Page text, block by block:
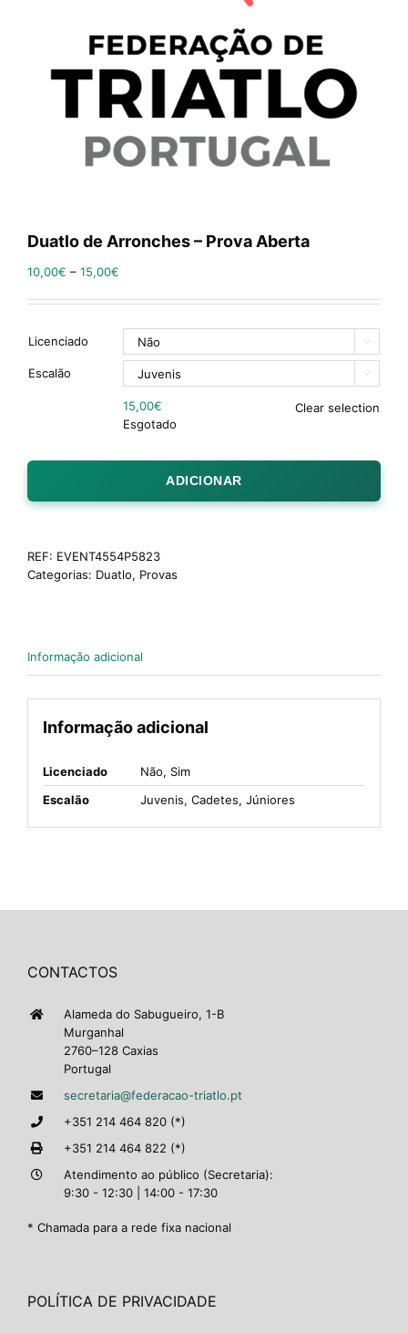
Duatlo de Arronches – Prova Aberta
10,00€ – 15,00€
Licenciado 
Escalão 
15,00€
Esgotado
Clear selection
ADICIONAR
REF: EVENT4554P5823
Categorias: Duatlo, Provas
Informação adicional
Informação adicional
Licenciado
Não, Sim
Escalão
Juvenis, Cadetes, Júniores
CONTACTOS
Alameda do Sabugueiro, 1-B
Murganhal
2760–128 Caxias
Portugal
secretaria@federacao-triatlo.pt
+351 214 464 820 (*)
+351 214 464 822 (*)
Atendimento ao público (Secretaria):
9:30 - 12:30 | 14:00 - 17:30
* Chamada para a rede fixa nacional
POLÍTICA DE PRIVACIDADE